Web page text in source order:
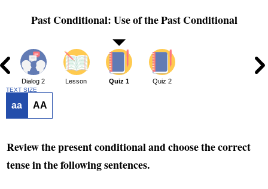
Past Conditional: Use of the Past Conditional
Dialog 2 Lesson Quiz 1 Quiz 2
TEXT SIZE
aa AA
Review the present conditional and choose the correct
tense in the following sentences.